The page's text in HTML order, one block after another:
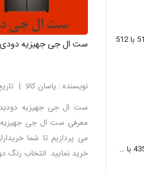
ست ال جی جهیزیه دودی
نویسنده : یاسان کالا
تاریخ
ست ال جی جهیزیه دودیدر
معرفی ست ال جی
می پردازیم تا شما
خرید نمایید. انتخاب رنگ
مقایسه ظرفشویی ال جی 435 با 335